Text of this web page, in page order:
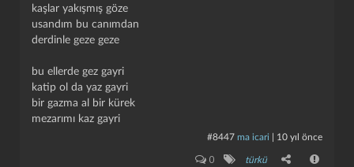
kaşlar yakışmış göze
usandım bu canımdan
derdinle geze geze
bu ellerde gez gayri
katip ol da yaz gayri
bir gazma al bir kürek
mezarımı kaz gayri
#8447 ma icari 10 yıl önce
0 türkü